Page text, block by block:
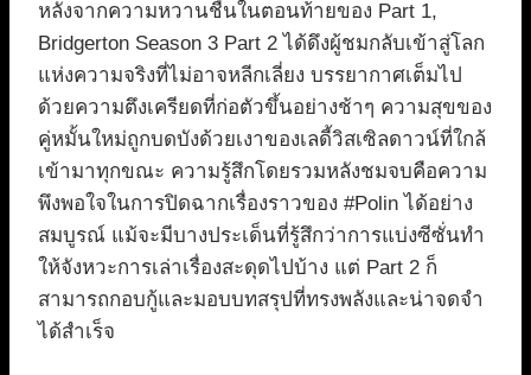
หลังจากความหวานชื่นในตอนท้ายของ Part 1,
Bridgerton Season 3 Part 2 ได้ดึงผู้ชมกลับเข้าสู่โลก
แห่งความจริงที่ไม่อาจหลีกเลี่ยง บรรยากาศเต็มไป
ด้วยความตึงเครียดที่ก่อตัวขึ้นอย่างช้าๆ ความสุขของ
คู่หมั้นใหม่ถูกบดบังด้วยเงาของเลดี้วิสเซิลดาวน์ที่ใกล้
เข้ามาทุกขณะ ความรู้สึกโดยรวมหลังชมจบคือความ
พึงพอใจในการปิดฉากเรื่องราวของ #Polin ได้อย่าง
สมบูรณ์ แม้จะมีบางประเด็นที่รู้สึกว่าการแบ่งซีซั่นทำ
ให้จังหวะการเล่าเรื่องสะดุดไปบ้าง แต่ Part 2 ก็
สามารถกอบกู้และมอบบทสรุปที่ทรงพลังและน่าจดจำ
ได้สำเร็จ